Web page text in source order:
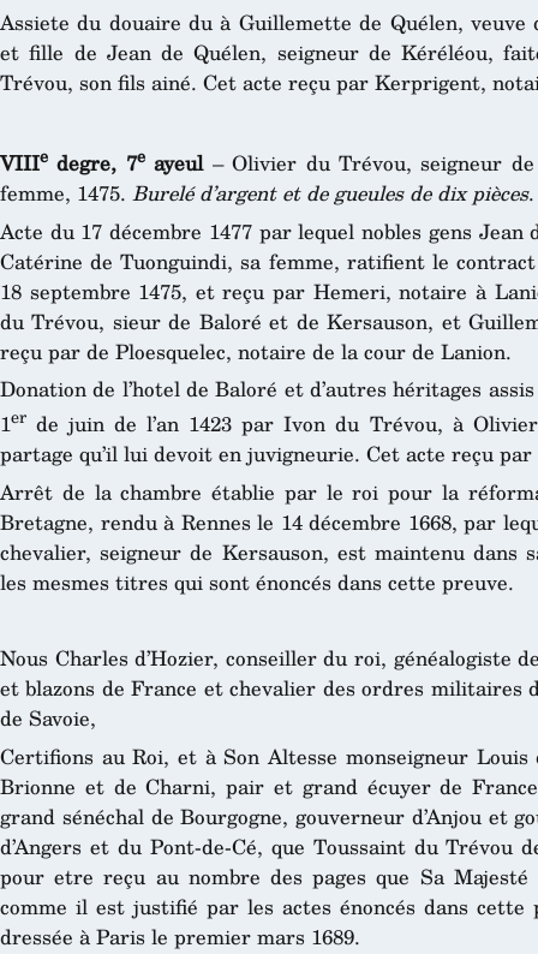
Assiete du douaire du à Guillemette de Quélen,
et fille de Jean de Quélen, seigneur de Kéréléou,
Trévou, son fils ainé. Cet acte reçu par Kerprigent,
VIIIe degre, 7eayeul– Olivier du Trévou, seigneur
femme, 1475. Burelé d’argent et de gueules de dix pièces.
Acte du 17 décembre 1477 par lequel nobles gens
Catérine de Tuonguindi, sa femme, ratifient le
18 septembre 1475, et reçu par Hemeri, notaire à
du Trévou, sieur de Baloré et de Kersauson, et
reçu par de Ploesquelec, notaire de la cour de Lanion.
Donation de l’hotel de Baloré et d’autres héritages
1er de juin de l’an 1423 par Ivon du Trévou, à
partage qu’il lui devoit en juvigneurie. Cet acte reçu
Arrêt de la chambre établie par le roi pour la
Bretagne, rendu à Rennes le 14 décembre 1668, par
chevalier, seigneur de Kersauson, est maintenu dans
les mesmes titres qui sont énoncés dans cette preuve.
Nous Charles d’Hozier, conseiller du roi, généalogiste
et blazons de France et chevalier des ordres militaires
de Savoie,
Certifions au Roi, et à Son Altesse monseigneur Louis
Brionne et de Charni, pair et grand écuyer de
grand sénéchal de Bourgogne, gouverneur d’Anjou et
d’Angers et du Pont-de-Cé, que Toussaint du Trévou
pour etre reçu au nombre des pages que Sa
comme il est justifié par les actes énoncés dans
dressée à Paris le premier mars 1689.